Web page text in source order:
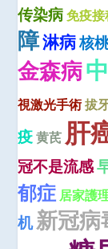
传染病 免疫接
障淋病核
金森病
視激光手術拔
疫 黄芪 肝
冠不是流感
郁症 居家護
机新冠病